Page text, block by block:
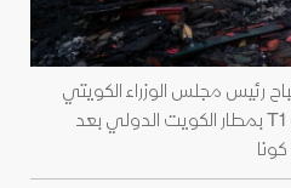
رئيس مجلس الوزراء الكويتي
يتفقد الأضرار في مبنى الركاب T1 بمطار الكويت الدولي بعد